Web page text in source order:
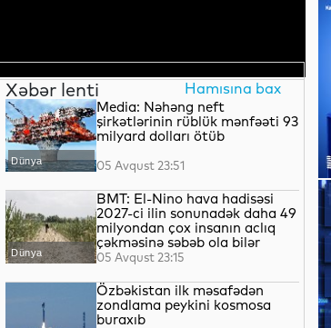
Xəbər lenti Hamısına bax
Dünya
Media: Nəhəng neft
şirkətlərinin rüblük mənfəəti 93
milyard dolları ötüb
05 Avqust 23:51
Dünya
BMT: El-Nino hava hadisəsi
2027-ci ilin sonunadək daha 49
milyondan çox insanın aclıq
çəkməsinə səbəb ola bilər
05 Avqust 23:15
Özbəkistan ilk məsafədən
zondlama peykini kosmosa
buraxıb